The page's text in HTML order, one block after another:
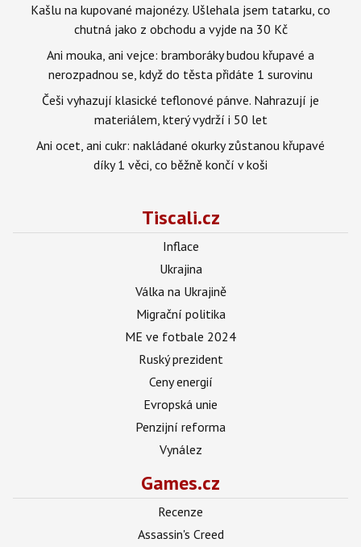
Kašlu na kupované majonézy. Ušlehala jsem tatarku, co
chutná jako z obchodu a vyjde na 30 Kč
Ani mouka, ani vejce: bramboráky budou křupavé a
nerozpadnou se, když do těsta přidáte 1 surovinu
Češi vyhazují klasické teflonové pánve. Nahrazují je
materiálem, který vydrží i 50 let
Ani ocet, ani cukr: nakládané okurky zůstanou křupavé
díky 1 věci, co běžně končí v koši
Tiscali.cz
Inflace
Ukrajina
Válka na Ukrajině
Migrační politika
ME ve fotbale 2024
Ruský prezident
Ceny energií
Evropská unie
Penzijní reforma
Vynález
Games.cz
Recenze
Assassin's Creed